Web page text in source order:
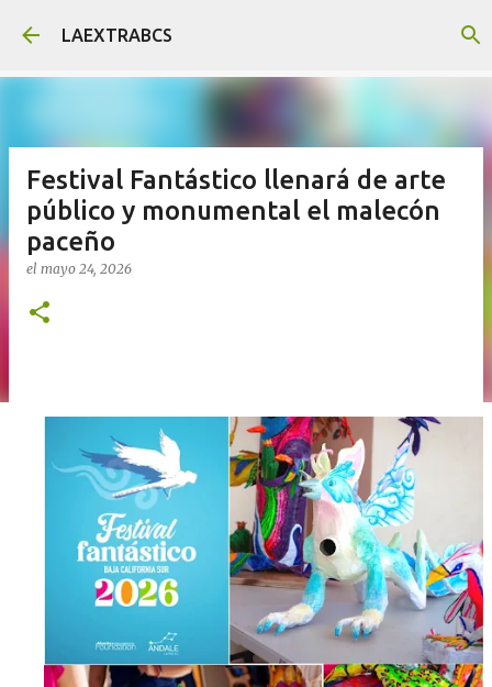
Ir al contenido principal
LAEXTRABCS
Festival Fantástico llenará de arte
público y monumental el malecón
paceño
el mayo 24, 2026